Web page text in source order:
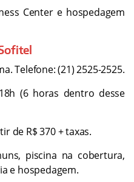
Center e hospedagem
Telefone: (21) 2525-2525.
(6 horas dentro desse
de R$ 370 + taxas.
piscina na cobertura,
e hospedagem.